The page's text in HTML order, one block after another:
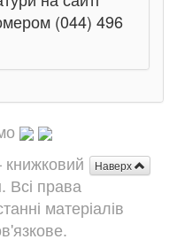
(044) 496
Наверх
Всі права
матеріалів